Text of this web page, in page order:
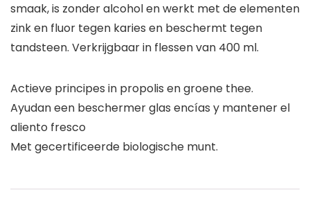
smaak, is zonder alcohol en werkt met de elementen
zink en fluor tegen karies en beschermt tegen
tandsteen. Verkrijgbaar in flessen van 400 ml.
Actieve principes in propolis en groene thee.
Ayudan een beschermer glas encías y mantener el
aliento fresco
Met gecertificeerde biologische munt.